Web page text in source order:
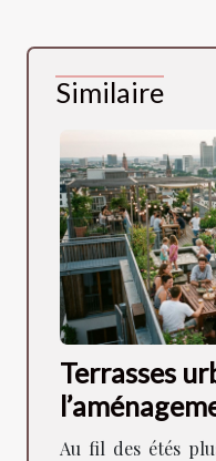
Similaire
Terrasses
façonne la
Au fil des étés